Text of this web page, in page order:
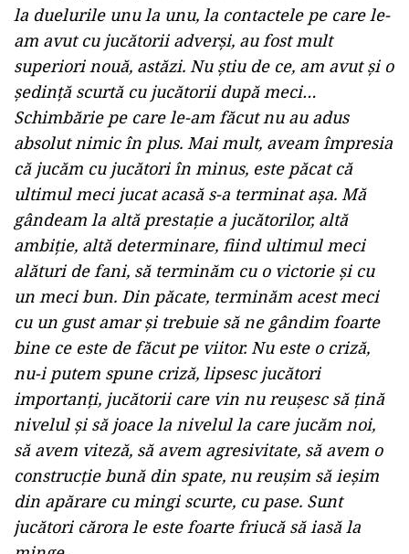
ad
„Dezamăgire mare pentru jocul pe care l-am
practicat. Am fost foarte slabi din toate punctele
de vedere. Cred eu că trebuie să fim bucuroşi că
am câştigat un punct în seara aceasta. Mă refer
la duelurile unu la unu, la contactele pe care le-
am avut cu jucătorii adverşi, au fost mult
superiori nouă, astăzi. Nu ştiu de ce, am avut şi o
şedinţă scurtă cu jucătorii după meci…
Schimbărie pe care le-am făcut nu au adus
absolut nimic în plus. Mai mult, aveam împresia
că jucăm cu jucători în minus, este păcat că
ultimul meci jucat acasă s-a terminat aşa. Mă
gândeam la altă prestaţie a jucătorilor, altă
ambiţie, altă determinare, fiind ultimul meci
alături de fani, să terminăm cu o victorie şi cu